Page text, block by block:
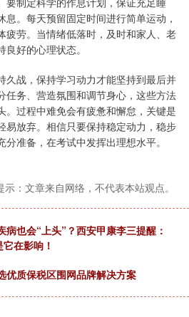
。每天预留固定时间进行简单运动，
疲劳。当情绪低落时，及时和家人、老
好的心理状态。
久战，保持学习动力才能坚持到最后并
任务、营造氛围和调节身心，这些方法
。过程中难免会有疲惫和懈怠，关键是
易放弃。相信只要保持稳定动力，稳步
准备，在考试中发挥出理想水平。
示：文章来自网络，不代表本站观点。
病也会“上头”？西安甲康李三提醒：
在影响！
优质保税区围网品牌解决方案